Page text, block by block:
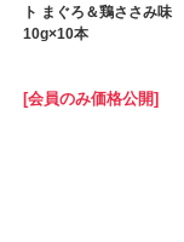
ト まぐろ＆鶏ささみ味
10g×10本
[会員のみ価格公開]